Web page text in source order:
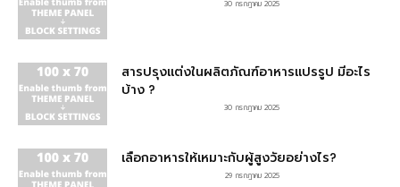
30 กรกฎาคม 2025
สารปรุงแต่งในผลิตภัณฑ์อาหารแปรรูป มีอะไร
บ้าง ?
30 กรกฎาคม 2025
เลือกอาหารให้เหมาะกับผู้สูงวัยอย่างไร?
29 กรกฎาคม 2025